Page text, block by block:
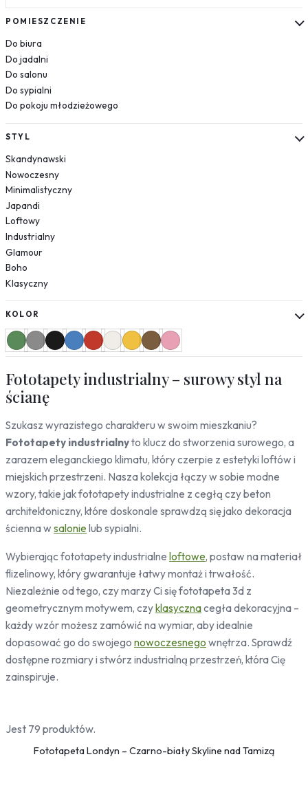
Kosmos
Krajobrazy
Góry
Las
Plaża
Wodospad
Pustynia
Jezioro
Morze
Kwiaty
Dmuchawce
Lawenda
Magnolie
Maki
Storczyki
Piwonie
Słoneczniki
Mapy
Miasta
Londyn
Nowy Jork
Rzym
Warszawa
Kraków
Gdańsk
Moskwa
Tokio
Berlin
Wrocław
Natura
Rośliny
Bambus
Drzewa
Niebo
Owoce
Słodycze
POMIESZCZENIE
Do biura
Do jadalni
Do salonu
Do sypialni
Do pokoju młodzieżowego
STYL
Skandynawski
Nowoczesny
Minimalistyczny
Japandi
Loftowy
Industrialny
Glamour
Boho
Klasyczny
KOLOR
Fototapety industrialny – surowy styl na
ścianę
Szukasz wyrazistego charakteru w swoim mieszkaniu?
Fototapety industrialnyto klucz do stworzenia surowego, a
zarazem eleganckiego klimatu, który czerpie z estetyki loftów i
miejskich przestrzeni. Nasza kolekcja łączy w sobie modne
wzory, takie jak fototapety industrialne z cegłą czy beton
architektoniczny, które doskonale sprawdzą się jako dekoracja
ścienna w salonie lub sypialni.
Wybierając fototapety industrialne loftowe, postaw na materiał
flizelinowy, który gwarantuje łatwy montaż i trwałość.
Niezależnie od tego, czy marzy Ci się fototapeta 3d z
geometrycznym motywem, czyklasycznacegła dekoracyjna –
każdy wzór możesz zamówić na wymiar, aby idealnie
dopasować go do swojego nowoczesnego wnętrza. Sprawdź
dostępne rozmiary i stwórz industrialną przestrzeń, która Cię
zainspiruje.
Jest 79 produktów.
Fototapeta Londyn – Czarno-biały Skyline nad Tamizą